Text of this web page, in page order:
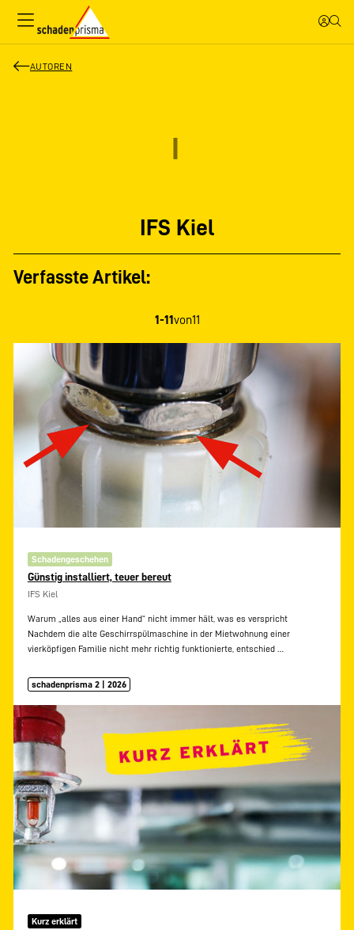
AUTOREN
IFS Kiel
Verfasste Artikel:
1-11von11
Schadengeschehen
Günstig installiert, teuer bereut
IFS Kiel
Warum „alles aus einer Hand“ nicht immer hält, was es verspricht
Nachdem die alte Geschirrspülmaschine in der Mietwohnung einer
vierköpfigen Familie nicht mehr richtig funktionierte, entschied
schadenprisma 2 | 2026
Kurz erklärt